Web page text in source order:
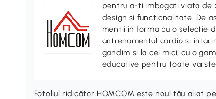
pentru a-ti imbogati viata de
design si functionalitate. De
mentii in forma cu o selectie
antrenamentul cardio si
gandim si la cei mici, cu o
educative pentru toate
Fotoliul ridicător HOMCOM este noul tău aliat